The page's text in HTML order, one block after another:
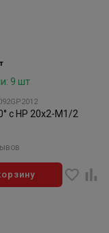
9 шт
с НР 20х2-M1/2